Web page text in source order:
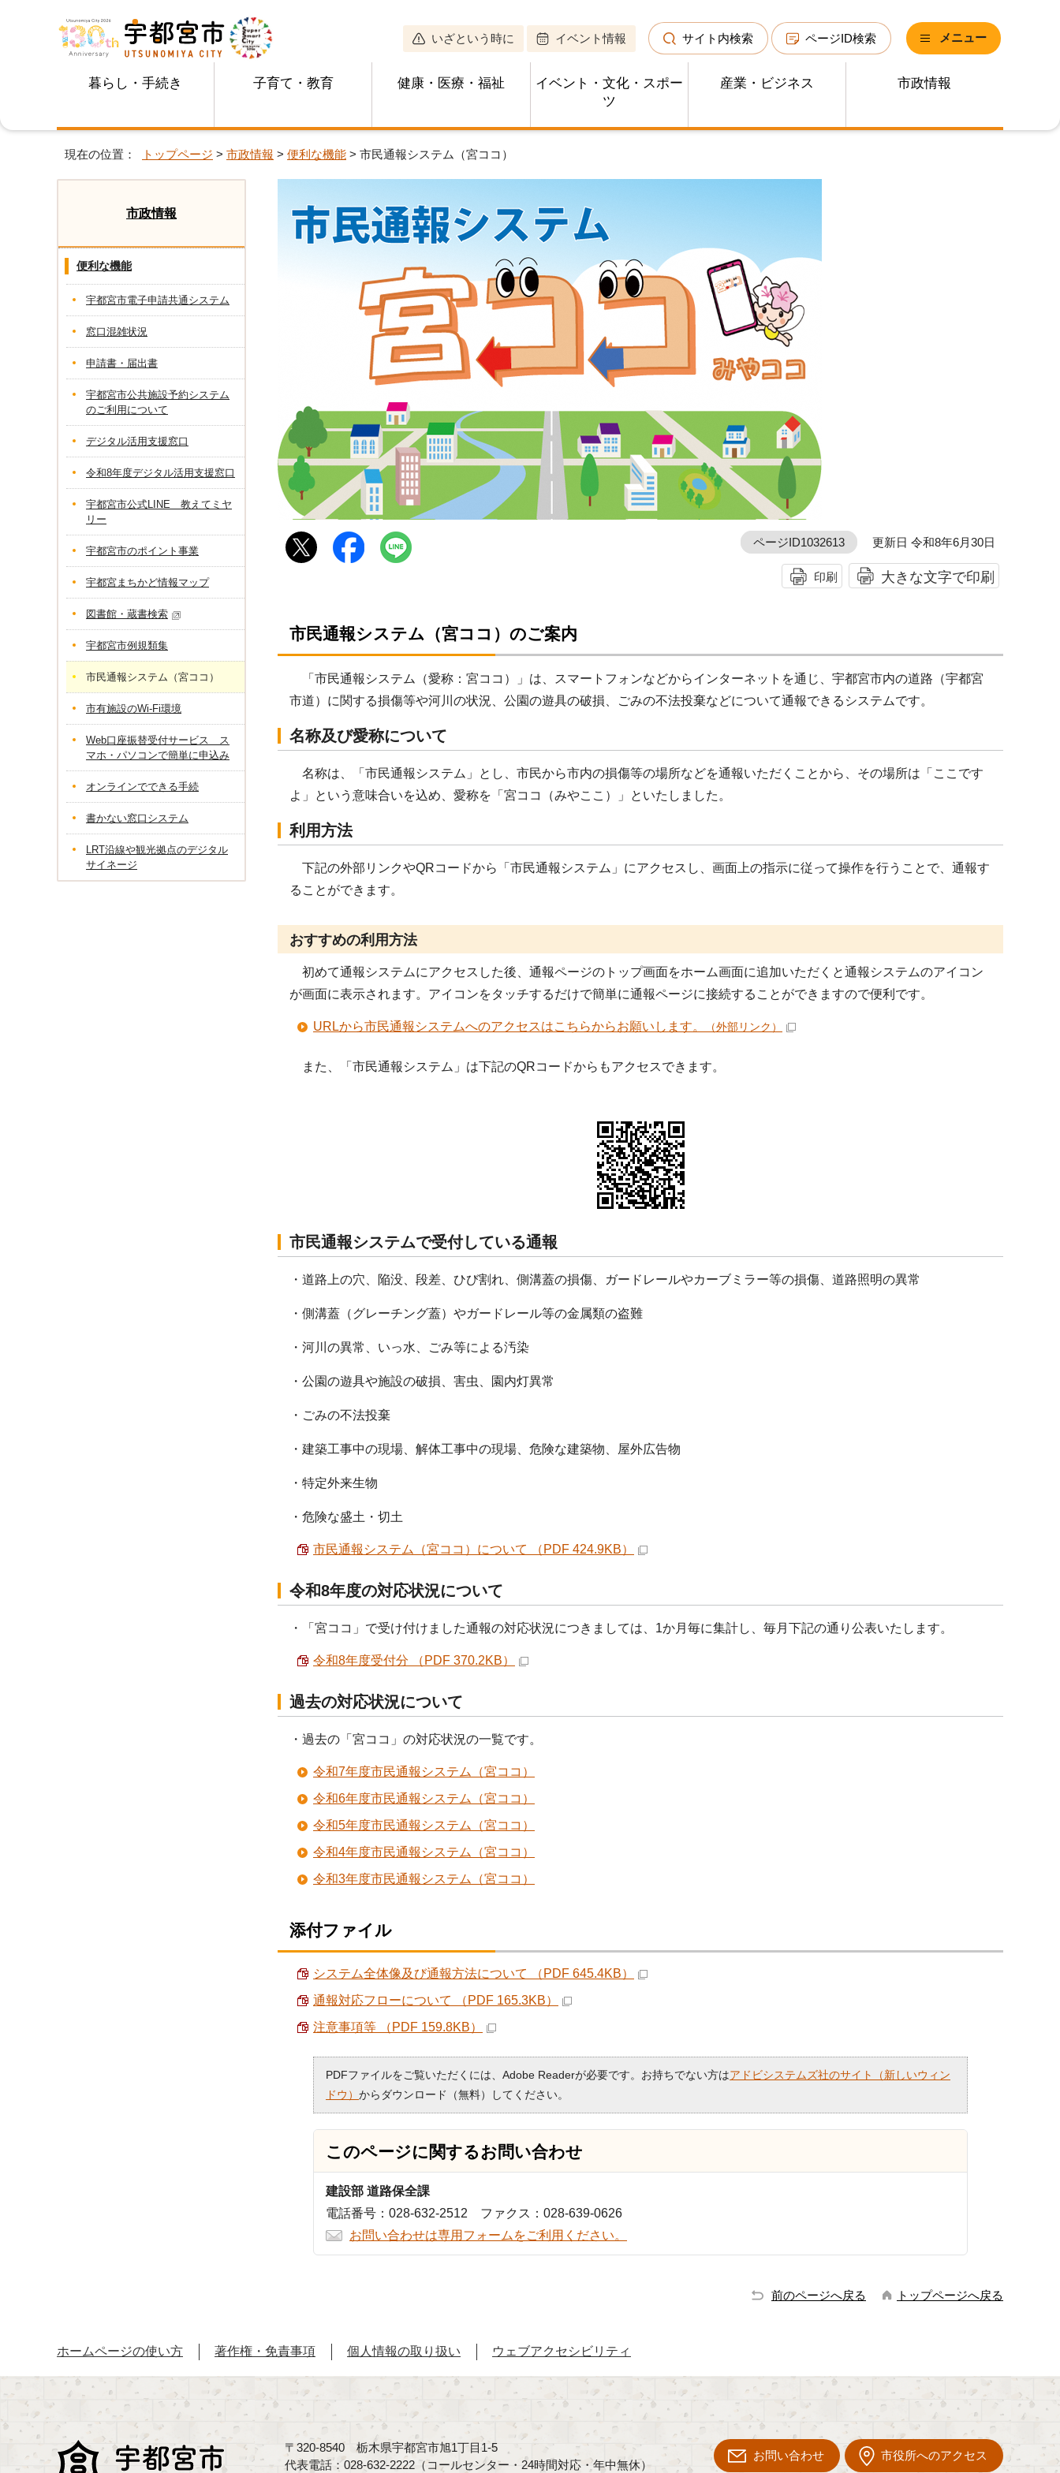
いざという時に イベント情報 サイト内検索 ページID検索 メニュー
暮らし・手続き 子育て・教育 健康・医療・福祉
イベント・文化・スポー
ツ
産業・ビジネス 市政情報
現在の位置： トップページ > 市政情報 > 便利な機能 > 市民通報システム（宮ココ）
ページID1032613 更新日 令和8年6月30日
印刷 大きな文字で印刷
市民通報システム（宮ココ）のご案内
「市民通報システム（愛称：宮ココ）」は、スマートフォンなどからインターネットを通じ、宇都宮市内の道路（宇都宮
市道）に関する損傷等や河川の状況、公園の遊具の破損、ごみの不法投棄などについて通報できるシステムです。
名称及び愛称について
名称は、「市民通報システム」とし、市民から市内の損傷等の場所などを通報いただくことから、その場所は「ここです
よ」という意味合いを込め、愛称を「宮ココ（みやここ）」といたしました。
利用方法
下記の外部リンクやQRコードから「市民通報システム」にアクセスし、画面上の指示に従って操作を行うことで、通報す
ることができます。
おすすめの利用方法
初めて通報システムにアクセスした後、通報ページのトップ画面をホーム画面に追加いただくと通報システムのアイコン
が画面に表示されます。アイコンをタッチするだけで簡単に通報ページに接続することができますので便利です。
URLから市民通報システムへのアクセスはこちらからお願いします。 （外部リンク）
また、「市民通報システム」は下記のQRコードからもアクセスできます。
市民通報システムで受付している通報
・道路上の穴、陥没、段差、ひび割れ、側溝蓋の損傷、ガードレールやカーブミラー等の損傷、道路照明の異常
・側溝蓋（グレーチング蓋）やガードレール等の金属類の盗難
・河川の異常、いっ水、ごみ等による汚染
・公園の遊具や施設の破損、害虫、園内灯異常
・ごみの不法投棄
・建築工事中の現場、解体工事中の現場、危険な建築物、屋外広告物
・特定外来生物
・危険な盛土・切土
市民通報システム（宮ココ）について （PDF 424.9KB）
令和8年度の対応状況について
・「宮ココ」で受け付けました通報の対応状況につきましては、1か月毎に集計し、毎月下記の通り公表いたします。
令和8年度受付分 （PDF 370.2KB）
過去の対応状況について
・過去の「宮ココ」の対応状況の一覧です。
令和7年度市民通報システム（宮ココ）
令和6年度市民通報システム（宮ココ）
令和5年度市民通報システム（宮ココ）
令和4年度市民通報システム（宮ココ）
令和3年度市民通報システム（宮ココ）
添付ファイル
システム全体像及び通報方法について （PDF 645.4KB）
通報対応フローについて （PDF 165.3KB）
注意事項等 （PDF 159.8KB）
PDFファイルをご覧いただくには、Adobe Readerが必要です。お持ちでない方はアドビシステムズ社のサイト（新しいウィン
ドウ） からダウンロード（無料）してください。
このページに関するお問い合わせ
建設部 道路保全課
電話番号：028-632-2512 ファクス：028-639-0626
お問い合わせは専用フォームをご利用ください。
市政情報
便利な機能
宇都宮市電子申請共通システム
窓口混雑状況
申請書・届出書
宇都宮市公共施設予約システム
のご利用について
デジタル活用支援窓口
令和8年度デジタル活用支援窓口
宇都宮市公式LINE 教えてミヤ
リー
宇都宮市のポイント事業
宇都宮まちかど情報マップ
図書館・蔵書検索
宇都宮市例規類集
市民通報システム（宮ココ）
市有施設のWi-Fi環境
Web口座振替受付サービス ス
マホ・パソコンで簡単に申込み
オンラインでできる手続
書かない窓口システム
LRT沿線や観光拠点のデジタル
サイネージ
前のページへ戻る トップページへ戻る
ホームページの使い方 著作権・免責事項 個人情報の取り扱い ウェブアクセシビリティ
〒320-8540 栃木県宇都宮市旭1丁目1-5
代表電話：028-632-2222（コールセンター・24時間対応・年中無休）
お問い合わせ 市役所へのアクセス